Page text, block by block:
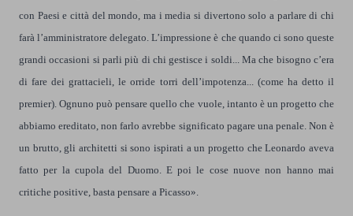
con Paesi e città del mondo, ma i media si divertono solo a parlare di chi
farà l’amministratore delegato. L’impressione è che quando ci sono queste
grandi occasioni si parli più di chi gestisce i soldi... Ma che bisogno c’era
di fare dei grattacieli, le orride torri dell’impotenza... (come ha detto il
premier). Ognuno può pensare quello che vuole, intanto è un progetto che
abbiamo ereditato, non farlo avrebbe significato pagare una penale. Non è
un brutto, gli architetti si sono ispirati a un progetto che Leonardo aveva
fatto per la cupola del Duomo. E poi le cose nuove non hanno mai
critiche positive, basta pensare a Picasso».